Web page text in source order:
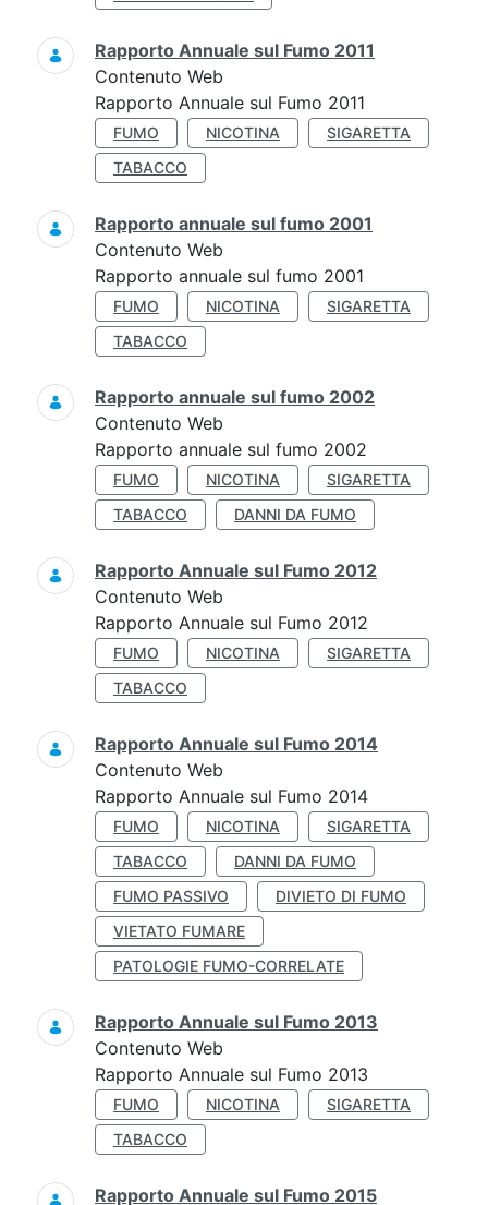
Rapporto Annuale sul Fumo 2011
Contenuto Web
Rapporto Annuale sul Fumo 2011
FUMO NICOTINA
SIGARETTA
TABACCO
Rapporto annuale sul fumo 2001
Contenuto Web
Rapporto annuale sul fumo 2001
FUMO NICOTINA
SIGARETTA
TABACCO
Rapporto annuale sul fumo 2002
Contenuto Web
Rapporto annuale sul fumo 2002
FUMO NICOTINA
SIGARETTA
TABACCO
DANNI DA FUMO
Rapporto Annuale sul Fumo 2012
Contenuto Web
Rapporto Annuale sul Fumo 2012
FUMO NICOTINA
SIGARETTA
TABACCO
Rapporto Annuale sul Fumo 2014
Contenuto Web
Rapporto Annuale sul Fumo 2014
FUMO NICOTINA
SIGARETTA
TABACCO
DANNI DA FUMO
FUMO PASSIVO
DIVIETO DI FUMO
VIETATO FUMARE
PATOLOGIE FUMO-CORRELATE
Rapporto Annuale sul Fumo 2013
Contenuto Web
Rapporto Annuale sul Fumo 2013
FUMO NICOTINA
SIGARETTA
TABACCO
Rapporto Annuale sul Fumo 2015